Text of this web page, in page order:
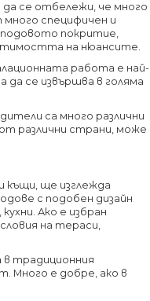
се отбележи, че много
специфичен и
подовото покритие,
на нюансите.
работа е най-
се извършва в голяма
са много различни
различни страни, може
къщи, ще изглежда
с подобен дизайн
Ако е избран
на тераси,
в традиционния
Много е добре, ако в